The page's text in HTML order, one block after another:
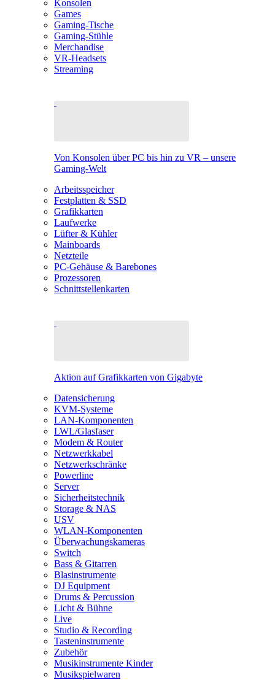
Konsolen
Games
Gaming-Tische
Gaming-Stühle
Merchandise
VR-Headsets
Streaming
Von Konsolen über PC bis hin zu VR – unsere
Gaming-Welt
Arbeitsspeicher
Festplatten & SSD
Grafikkarten
Laufwerke
Lüfter & Kühler
Mainboards
Netzteile
PC-Gehäuse & Barebones
Prozessoren
Schnittstellenkarten
Aktion auf Grafikkarten von Gigabyte
Datensicherung
KVM-Systeme
LAN-Komponenten
LWL/Glasfaser
Modem & Router
Netzwerkkabel
Netzwerkschränke
Powerline
Server
Sicherheitstechnik
Storage & NAS
USV
WLAN-Komponenten
Überwachungskameras
Switch
Bass & Gitarren
Blasinstrumente
DJ Equipment
Drums & Percussion
Licht & Bühne
Live
Studio & Recording
Tasteninstrumente
Zubehör
Musikinstrumente Kinder
Musikspielwaren